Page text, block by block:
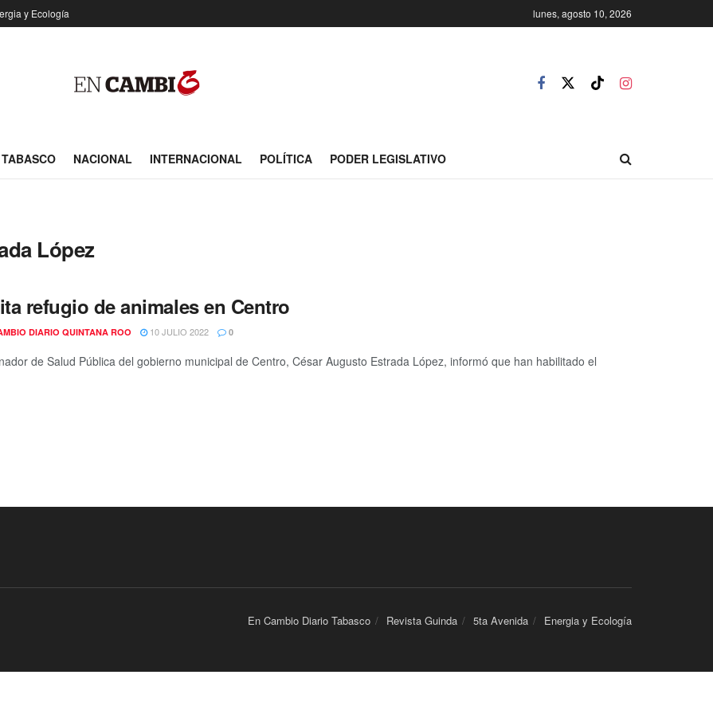
y Ecología lunes, agosto 10, 2026
TABASCO NACIONAL INTERNACIONAL POLÍTICA PODER LEGISLATIVO
López
refugio de animales en Centro
DIARIO QUINTANA ROO 10 JULIO 2022 0
de Salud Pública del gobierno municipal de Centro, César Augusto Estrada López, informó que han habilitado el
En Cambio Diario Tabasco Revista Guinda 5ta Avenida Energia y Ecología